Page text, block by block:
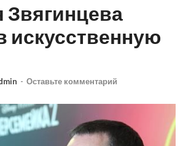
Звягинцева
искусственную
- Оставьте комментарий